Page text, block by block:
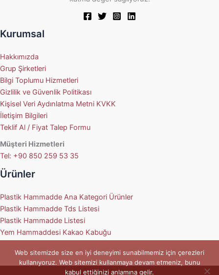
Kurumsal
Hakkımızda
Grup Şirketleri
Bilgi Toplumu Hizmetleri
Gizlilik ve Güvenlik Politikası
Kişisel Veri Aydınlatma Metni KVKK
İletişim Bilgileri
Teklif Al / Fiyat Talep Formu
Müşteri Hizmetleri
Tel: +90 850 259 53 35
Ürünler
Plastik Hammadde Ana Kategori Ürünler
Plastik Hammadde Tds Listesi
Plastik Hammadde Listesi
Yem Hammaddesi Kakao Kabuğu
Web sitemizde size en iyi deneyimi sunabilmemiz için çerezleri
kullanıyoruz. Web sitemizi kullanmaya devam etmeniz, bunu
kabul ettiğinizi anlamına gelir.